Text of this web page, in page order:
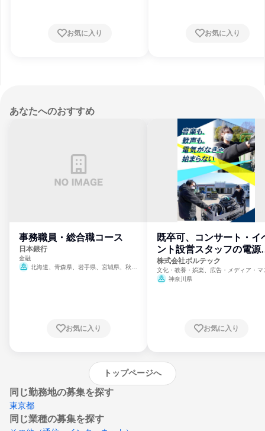
お気に入り お気に入り
あなたへのおすすめ
事務職員・総合職コース
日本銀行
金融
北海道、青森県、岩手県、宮城県、秋田
崎県、熊本県、大分県、宮崎県、鹿児島県、
お気に入り
既卒可、コンサート・イ
ント設営スタッフの電源
門
株式会社ボルテック
文化・教養・娯楽、広告・メディア・マ
ミ、電力・ガス・水道・エネルギー
神奈川県
お気に入り
トップページへ
同じ勤務地の募集を探す
東京都
同じ業種の募集を探す